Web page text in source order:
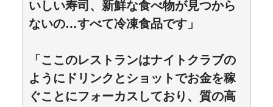
いしい寿司、新鮮な食べ物が見つから
ないの…すべて冷凍食品です」
「ここのレストランはナイトクラブの
ようにドリンクとショットでお金を稼
ぐことにフォーカスしており、質の高